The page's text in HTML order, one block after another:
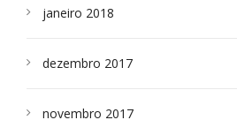
janeiro 2018
dezembro 2017
novembro 2017